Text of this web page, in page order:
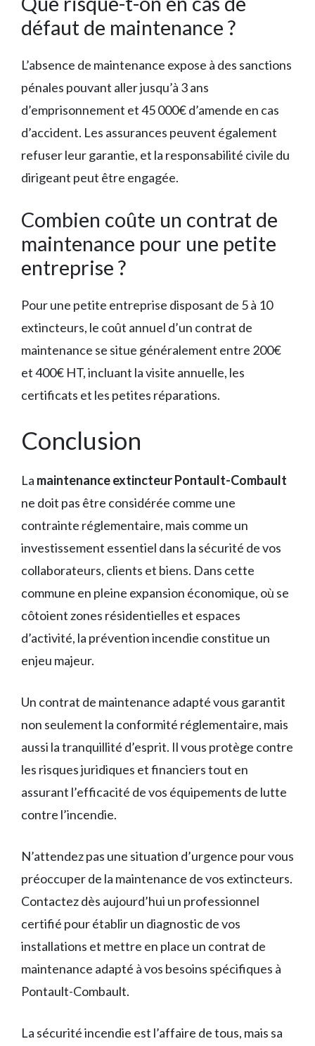
défaut de maintenance ?
L’absence de maintenance expose à des sanctions
pénales pouvant aller jusqu’à 3 ans
d’emprisonnement et 45 000€ d’amende en cas
d’accident. Les assurances peuvent également
refuser leur garantie, et la responsabilité civile du
dirigeant peut être engagée.
Combien coûte un contrat de
maintenance pour une petite
entreprise ?
Pour une petite entreprise disposant de 5 à 10
extincteurs, le coût annuel d’un contrat de
maintenance se situe généralement entre 200€
et 400€ HT, incluant la visite annuelle, les
certificats et les petites réparations.
Conclusion
La maintenance extincteur Pontault-Combault
ne doit pas être considérée comme une
contrainte réglementaire, mais comme un
investissement essentiel dans la sécurité de vos
collaborateurs, clients et biens. Dans cette
commune en pleine expansion économique, où se
côtoient zones résidentielles et espaces
d’activité, la prévention incendie constitue un
enjeu majeur.
Un contrat de maintenance adapté vous garantit
non seulement la conformité réglementaire, mais
aussi la tranquillité d’esprit. Il vous protège contre
les risques juridiques et financiers tout en
assurant l’efficacité de vos équipements de lutte
contre l’incendie.
N’attendez pas une situation d’urgence pour vous
préoccuper de la maintenance de vos extincteurs.
Contactez dès aujourd’hui un professionnel
certifié pour établir un diagnostic de vos
installations et mettre en place un contrat de
maintenance adapté à vos besoins spécifiques à
Pontault-Combault.
La sécurité incendie est l’affaire de tous, mais sa